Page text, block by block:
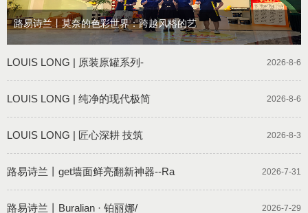
路易诗兰丨莫奈的色彩世界：跨越风格的艺
2026-8-6
LOUIS LONG | 原装原罐系列-
2026-8-6
LOUIS LONG | 纯净的现代极简
2026-8-3
LOUIS LONG | 匠心深耕 技筑
2026-7-31
路易诗兰丨get墙面鲜亮翻新神器--Ra
2026-7-29
路易诗兰丨Buralian · 铂丽娜/